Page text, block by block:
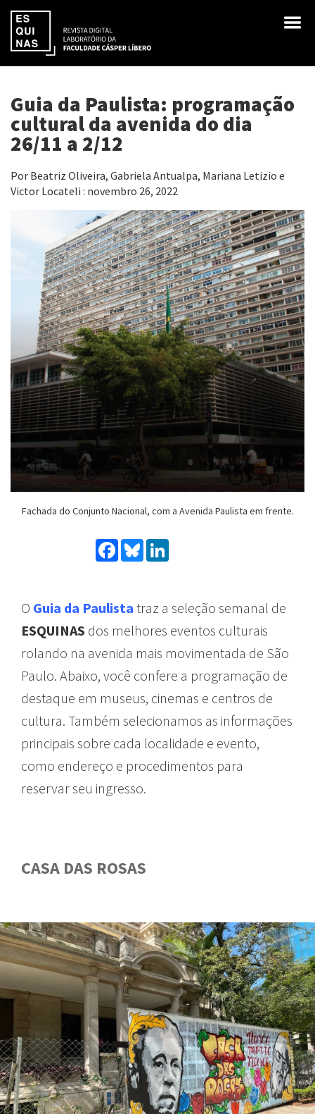
Guia da Paulista: programação
cultural da avenida do dia
26/11 a 2/12
Por Beatriz Oliveira, Gabriela Antualpa, Mariana Letizio e
Victor Locateli : novembro 26, 2022
Fachada do Conjunto Nacional, com a Avenida Paulista em frente.
Facebook
Bluesky
O Guia da Paulista traz a seleção semanal de
ESQUINAS dos melhores eventos culturais
rolando na avenida mais movimentada de São
Paulo. Abaixo, você confere a programação de
destaque em museus, cinemas e centros de
cultura. Também selecionamos as informações
principais sobre cada localidade e evento,
como endereço e procedimentos para
reservarseu ingresso.
CASA DAS ROSAS